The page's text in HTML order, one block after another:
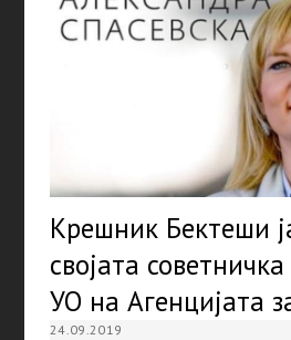
Крешник Бектеши
својата
УО на Агенцијата
24.09.2019